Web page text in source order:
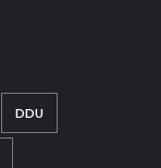
DDU